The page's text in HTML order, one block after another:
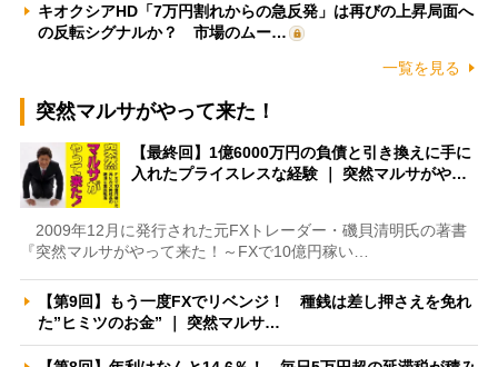
キオクシアHD「7万円割れからの急反発」は再びの上昇局面へ
の反転シグナルか？ 市場のムー…
一覧を見る
突然マルサがやって来た！
【最終回】1億6000万円の負債と引き換えに手に
入れたプライスレスな経験 ｜ 突然マルサがや…
2009年12月に発行された元FXトレーダー・磯貝清明氏の著書
『突然マルサがやって来た！～FXで10億円稼い…
【第9回】もう一度FXでリベンジ！ 種銭は差し押さえを免れ
た”ヒミツのお金” ｜ 突然マルサ…